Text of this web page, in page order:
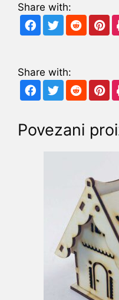
Share with:
Share with:
Povezani